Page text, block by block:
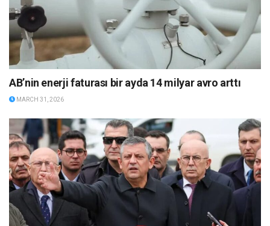
AB’nin enerji faturası bir ayda 14 milyar avro arttı
MARCH 31, 2026